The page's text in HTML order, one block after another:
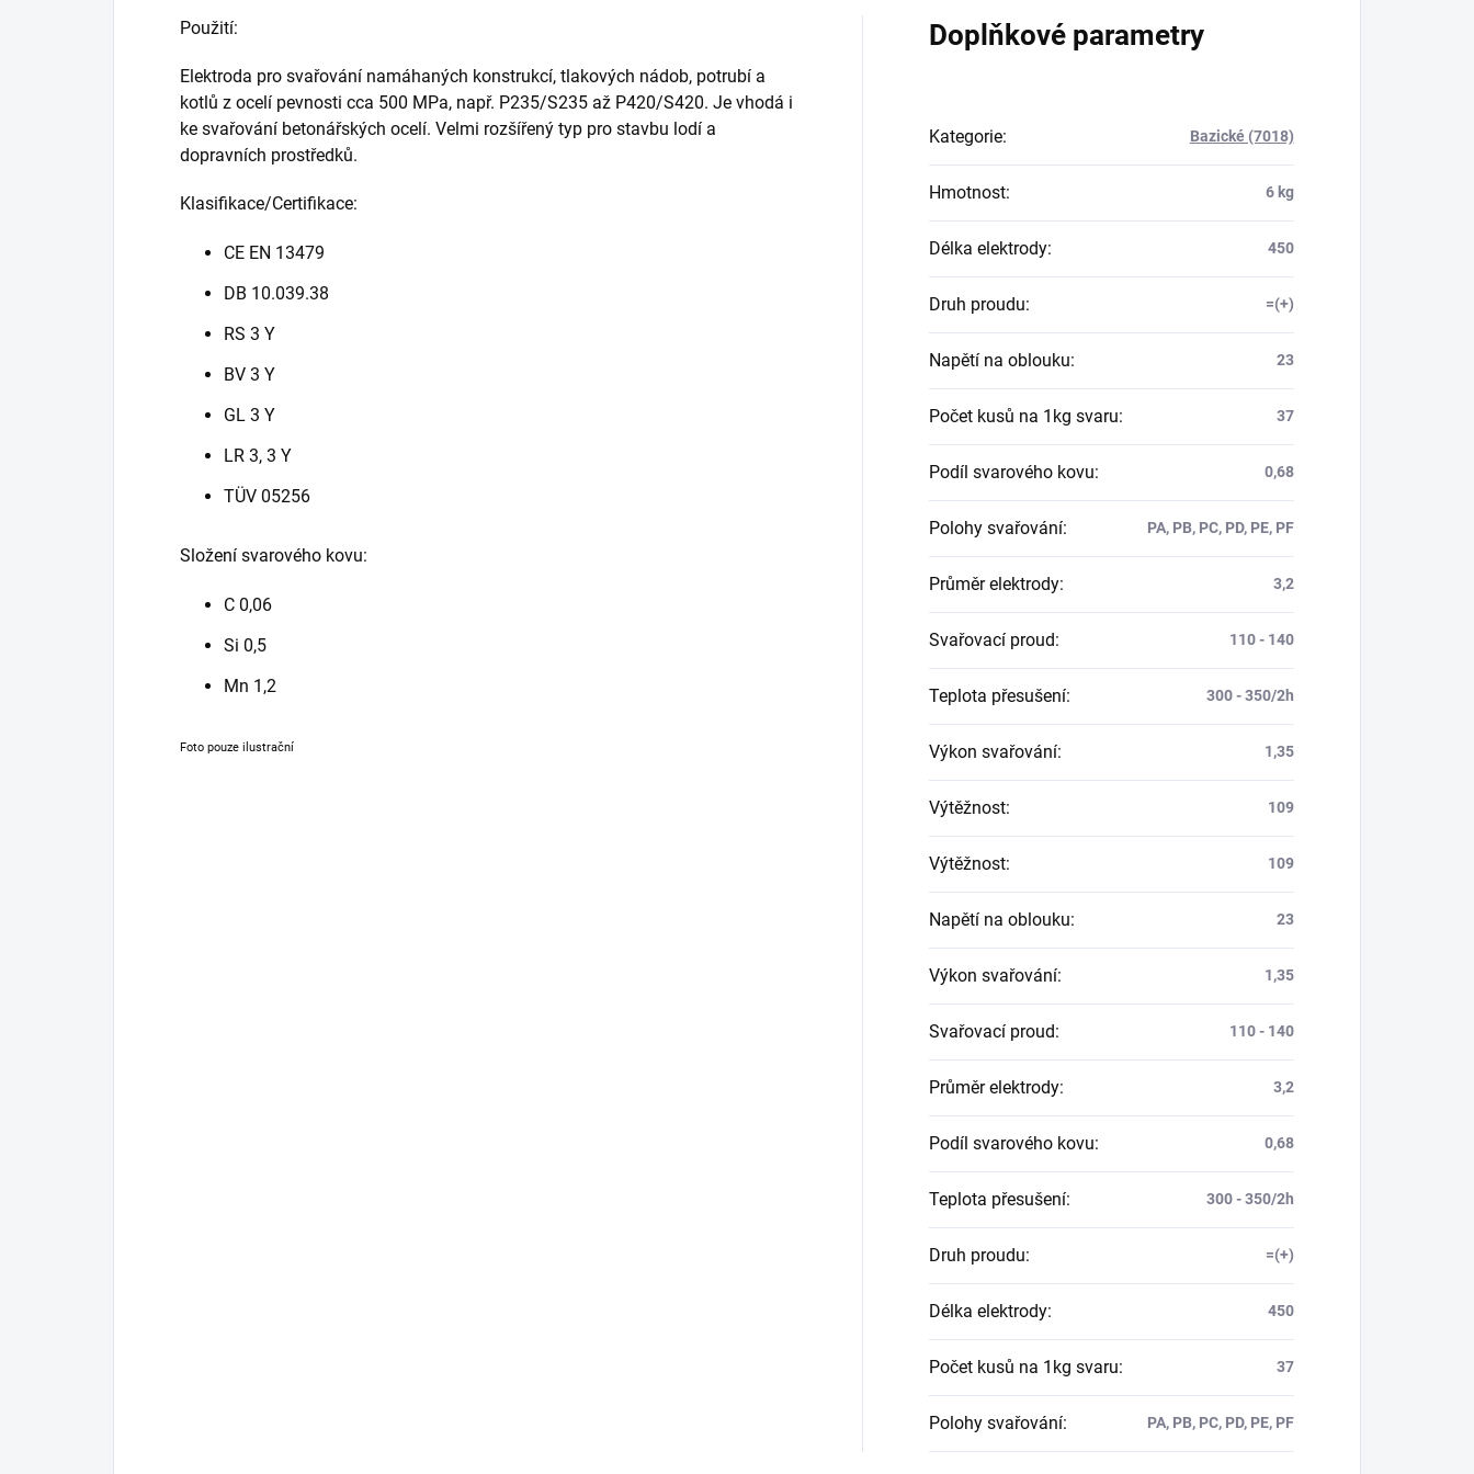
Použití:
Elektroda pro svařování namáhaných konstrukcí, tlakových nádob, potrubí a
kotlů z ocelí pevnosti cca 500 MPa, např. P235/S235 až P420/S420. Je vhodá i
ke svařování betonářských ocelí. Velmi rozšířený typ pro stavbu lodí a
dopravních prostředků.
Klasifikace/Certifikace:
CE EN 13479
DB 10.039.38
RS 3 Y
BV 3 Y
GL 3 Y
LR 3, 3 Y
TÜV 05256
Složení svarového kovu:
C 0,06
Si 0,5
Mn 1,2
Foto pouze ilustrační
Doplňkové parametry
Kategorie: Bazické (7018)
Hmotnost: 6 kg
Délka elektrody: 450
Druh proudu: =(+)
Napětí na oblouku: 23
Počet kusů na 1kg svaru: 37
Podíl svarového kovu: 0,68
Polohy svařování: PA, PB, PC, PD, PE, PF
Průměr elektrody: 3,2
Svařovací proud: 110 - 140
Teplota přesušení: 300 - 350/2h
Výkon svařování: 1,35
Výtěžnost: 109
Výtěžnost: 109
Napětí na oblouku: 23
Výkon svařování: 1,35
Svařovací proud: 110 - 140
Průměr elektrody: 3,2
Podíl svarového kovu: 0,68
Teplota přesušení: 300 - 350/2h
Druh proudu: =(+)
Délka elektrody: 450
Počet kusů na 1kg svaru: 37
Polohy svařování: PA, PB, PC, PD, PE, PF